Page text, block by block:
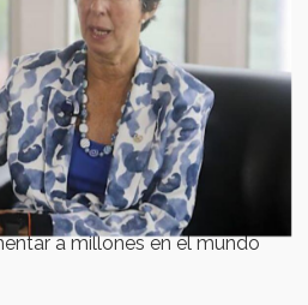
a millones en el mundo